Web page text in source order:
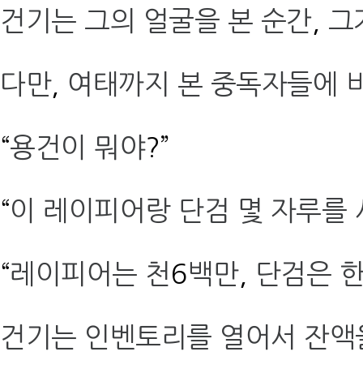
건기는 그의 얼굴을 본 순간, 그
다만, 여태까지 본 중독자들에
“용건이 뭐야?”
“이 레이피어랑 단검 몇 자루를
“레이피어는 천6백만, 단검은
건기는 인벤토리를 열어서 잔